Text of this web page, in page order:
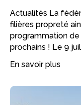
Actualités La
filières propreté
programmation
prochains ! Le 9
En savoir plus